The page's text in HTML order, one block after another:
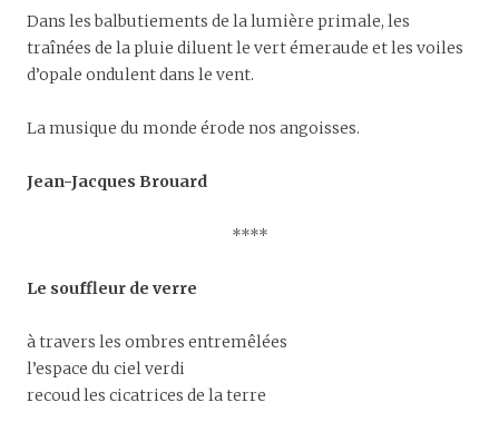
Dans les balbutiements de la lumière primale, les
traînées de la pluie diluent le vert émeraude et les voiles
d’opale ondulent dans le vent.
La musique du monde érode nos angoisses.
Jean-Jacques Brouard
****
Le souffleur de verre
à travers les ombres entremêlées
l’espace du ciel verdi
recoud les cicatrices de la terre